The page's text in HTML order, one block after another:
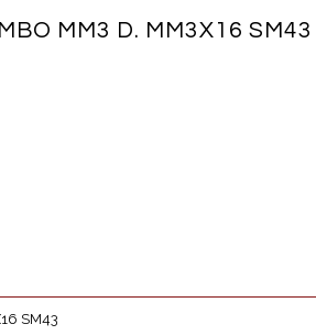
MM3 D. MM3X16 SM43
SM43